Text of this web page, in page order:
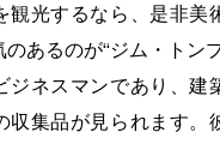
観光するなら、是非美
あるのが“ジム・トン
ジネスマンであり、建
収集品が見られます。